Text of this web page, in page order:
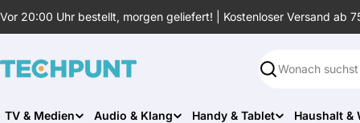
Inhalt
Vor 20:00 Uhr bestellt, morgen geliefert! | Kostenloser Versand ab
Suchen
TV & Medien Audio & Klang Handy & Tablet Haushalt &